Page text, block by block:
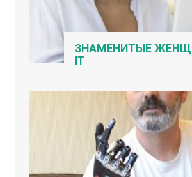
ЗНАМЕНИТЫЕ
IT